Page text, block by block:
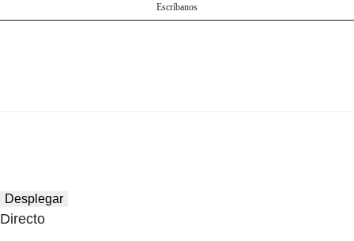
Escríbanos
Desplegar
Directo